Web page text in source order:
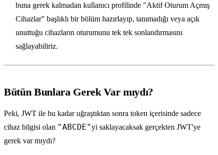
buna gerek kalmadan kullanıcı profilinde "Aktif Oturum Açmış
Cihazlar" başlıklı bir bölüm hazırlayıp, tanımadığı veya açık
unuttuğu cihazların oturumunu tek tek sonlandırmasını
sağlayabiliriz.
Bütün Bunlara Gerek Var mıydı?
Peki, JWT ile bu kadar uğraştıktan sonra token içerisinde sadece
cihaz bilgisi olan "ABCDE"yi saklayacaksak gerçekten JWT'ye
gerek var mıydı?